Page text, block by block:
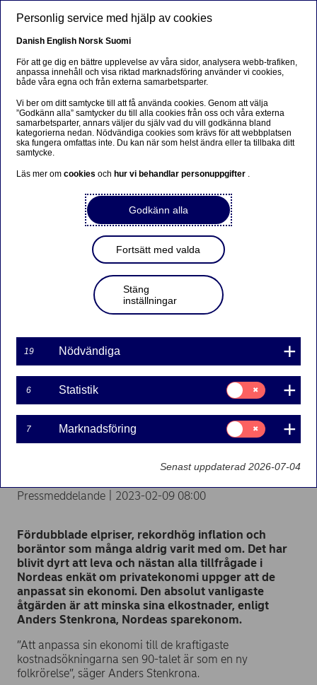
Beklager...
Denne siden findes ikke på norsk
Bli værende på denne siden|Fortsett til en lignende
Det här drar svenskarna ner
Pressmeddelande | 2023-02-09 08:00
Fördubblade elpriser, rekordhög inflation och
boräntor som många aldrig varit med om. Det har
blivit dyrt att leva och nästan alla tillfrågade i
Nordeas enkät om privatekonomi uppger att de
anpassat sin ekonomi. Den absolut vanligaste
åtgärden är att minska sina elkostnader, enligt
Anders Stenkrona, Nordeas sparekonom.
”Att anpassa sin ekonomi till de kraftigaste
kostnadsökningarna sen 90-talet är som en ny
folkrörelse”, säger Anders Stenkrona.
Personlig service med hjälp av cookies
Danish English Norsk Suomi
För att ge dig en bättre upplevelse av våra sidor, analysera webb-trafiken,
anpassa innehåll och visa riktad marknadsföring använder vi cookies,
både våra egna och från externa samarbetsparter.
Vi ber om ditt samtycke till att få använda cookies. Genom att välja
”Godkänn alla” samtycker du till alla cookies från oss och våra externa
samarbetsparter, annars väljer du själv vad du vill godkänna bland
kategorierna nedan. Nödvändiga cookies som krävs för att webbplatsen
ska fungera omfattas inte. Du kan när som helst ändra eller ta tillbaka ditt
samtycke.
Läs mer omcookiesoch hur vi behandlar personuppgifter .
Godkänn alla
Fortsätt med valda
Stäng
inställningar
19 Nödvändiga
6 Statistik
Samtycke
för:
Statistik
7 Marknadsföring
Samtycke
för:
Marknadsföring
Senast uppdaterad 2026-07-04